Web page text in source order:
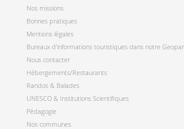
Nos missions
Bonnes pratiques
Mentions légales
Bureaux d'informations touristiques dans notre
Nous contacter
Hébergements/Restaurants
Randos & Balades
UNESCO & Institutions Scientifiques
Pédagogie
Nos communes